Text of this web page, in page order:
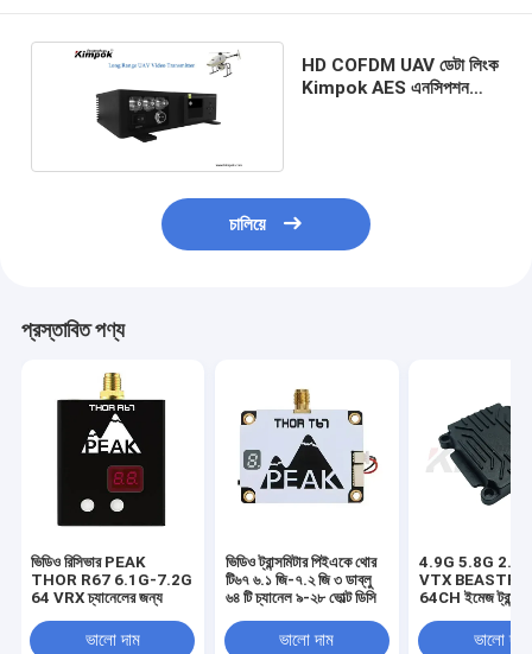
HD COFDM UAV ডেটা লিংক
Kimpok AES এনসিপশন
চালিয়ে
প্রস্তাবিত পণ্য
ভিডিও রিসিভার PEAK
THOR R67 6.1G-7.2G
64 VRX চ্যানেলের জন্য
ভালো দাম
ভিডিও ট্রান্সমিটার পিইএকে থোর
টি৬৭ ৬.১ জি-৭.২ জি ৩ ডাব্লু
৬৪ টি চ্যানেল ৯-২৮ ভোল্ট ডিসি
ভালো দাম
4.9G 5.8G
VTX
64CH ইমেজ
ভালো দাম